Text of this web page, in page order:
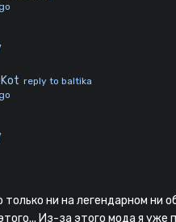
reply to baltika
только ни на легендарном
Из-за этого мода я уже